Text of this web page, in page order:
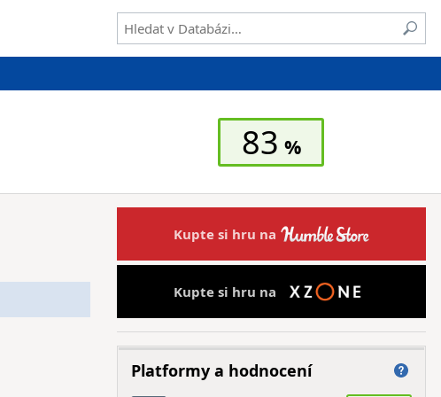
83
Kupte si hru na
Kupte si hru na
Platformy a hodnocení